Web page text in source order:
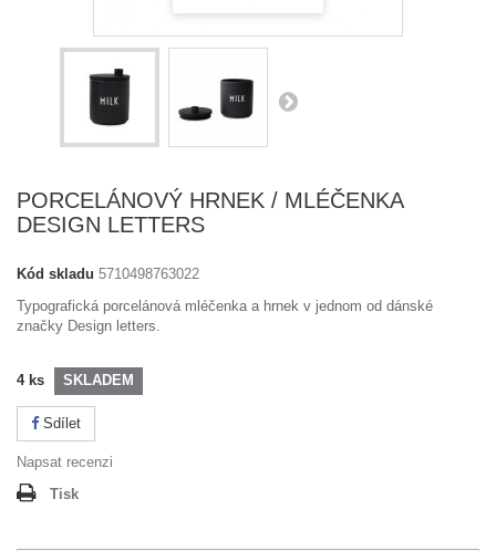
PORCELÁNOVÝ HRNEK / MLÉČENKA
DESIGN LETTERS
Kód skladu 5710498763022
Typografická porcelánová mléčenka a hrnek v jednom od dánské
značky Design letters.
4 ks SKLADEM
Sdílet
Napsat recenzi
Tisk